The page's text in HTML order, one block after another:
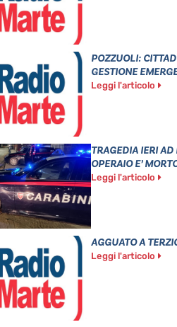
POZZUOLI:
GESTIONE
Leggi l'articolo
TRAGEDIA IERI
OPERAIO E’
Leggi l'articolo
AGGUATO A
Leggi l'articolo